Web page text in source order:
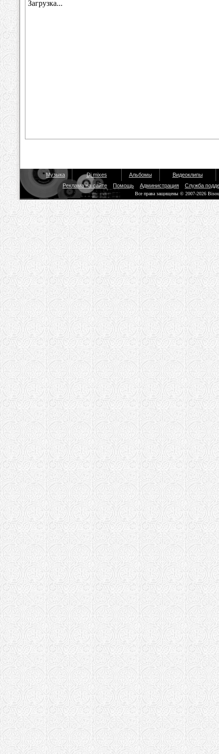
Музыка Dj mixes Альбомы
Видеоклипы
Реклама на сайте
Помощь Администрация Служба
Все права защищены © 2007-2026